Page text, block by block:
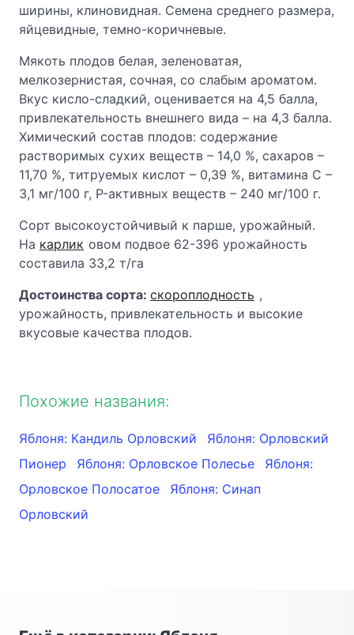
ширины, клиновидная. Семена среднего размера,
яйцевидные, темно-коричневые.
Мякоть плодов белая, зеленоватая,
мелкозернистая, сочная, со слабым ароматом.
Вкус кисло-сладкий, оценивается на 4,5 балла,
привлекательность внешнего вида – на 4,3 балла.
Химический состав плодов: содержание
растворимых сухих веществ – 14,0 %, сахаров –
11,70 %, титруемых кислот – 0,39 %, витамина С –
3,1 мг/100 г, P-активных веществ – 240 мг/100 г.
Сорт высокоустойчивый к парше, урожайный.
На карлик овом подвое 62-396 урожайность
составила 33,2 т/га
Достоинства сорта: скороплодность ,
урожайность, привлекательность и высокие
вкусовые качества плодов.
Похожие названия:
Яблоня: Кандиль Орловский
Яблоня: Орловский
Пионер
Яблоня: Орловское Полесье
Яблоня:
Орловское Полосатое
Яблоня: Синап
Орловский